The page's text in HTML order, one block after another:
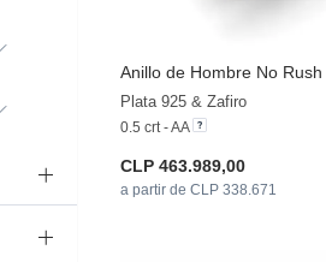
Anillo de Hombre No Rush
Plata 925 & Zafiro
0.5 crt - AA
CLP 463.989,00
a partir de CLP 338.671